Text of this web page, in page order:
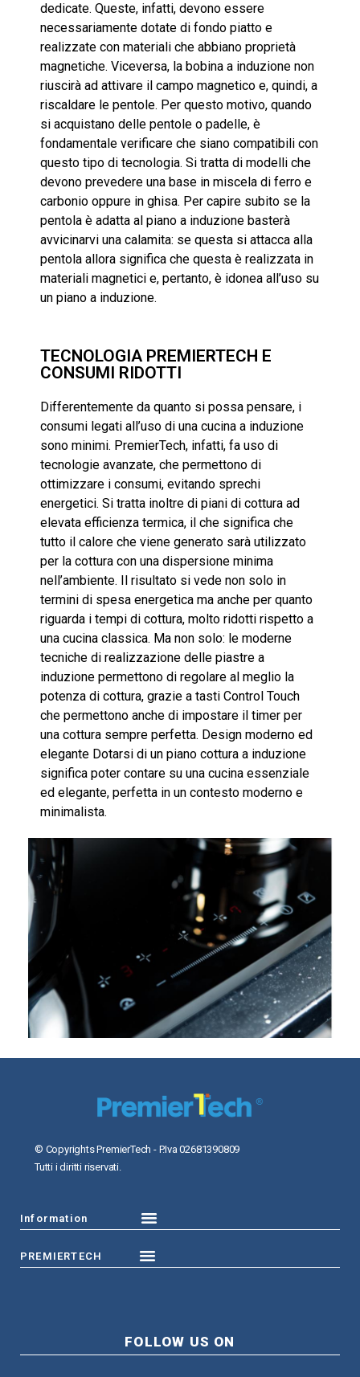
dedicate. Queste, infatti, devono essere
necessariamente dotate di fondo piatto e
realizzate con materiali che abbiano proprietà
magnetiche. Viceversa, la bobina a induzione non
riuscirà ad attivare il campo magnetico e, quindi, a
riscaldare le pentole. Per questo motivo, quando
si acquistano delle pentole o padelle, è
fondamentale verificare che siano compatibili con
questo tipo di tecnologia. Si tratta di modelli che
devono prevedere una base in miscela di ferro e
carbonio oppure in ghisa. Per capire subito se la
pentola è adatta al piano a induzione basterà
avvicinarvi una calamita: se questa si attacca alla
pentola allora significa che questa è realizzata in
materiali magnetici e, pertanto, è idonea all’uso su
un piano a induzione.
TECNOLOGIA PREMIERTECH E
CONSUMI RIDOTTI
Differentemente da quanto si possa pensare, i
consumi legati all’uso di una cucina a induzione
sono minimi. PremierTech, infatti, fa uso di
tecnologie avanzate, che permettono di
ottimizzare i consumi, evitando sprechi
energetici. Si tratta inoltre di piani di cottura ad
elevata efficienza termica, il che significa che
tutto il calore che viene generato sarà utilizzato
per la cottura con una dispersione minima
nell’ambiente. Il risultato si vede non solo in
termini di spesa energetica ma anche per quanto
riguarda i tempi di cottura, molto ridotti rispetto a
una cucina classica. Ma non solo: le moderne
tecniche di realizzazione delle piastre a
induzione permettono di regolare al meglio la
potenza di cottura, grazie a tasti Control Touch
che permettono anche di impostare il timer per
una cottura sempre perfetta. Design moderno ed
elegante Dotarsi di un piano cottura a induzione
significa poter contare su una cucina essenziale
ed elegante, perfetta in un contesto moderno e
minimalista.
© Copyrights PremierTech - P.Iva 02681390809
Tutti i diritti riservati.
Information
PREMIERTECH
FOLLOW US ON